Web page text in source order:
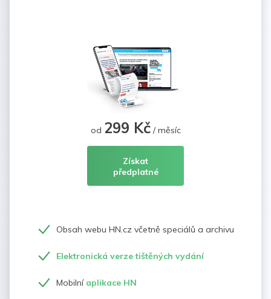
od 299 Kč/ měsíc
Získat
předplatné
Obsah webu HN.cz včetně speciálů a archivu
Elektronická verze tištěných vydání
Mobilní aplikace HN